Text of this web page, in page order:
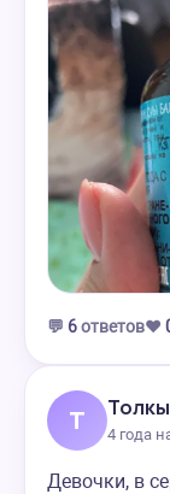
💬 6ответов❤️
Т
4 года
Девочки, в